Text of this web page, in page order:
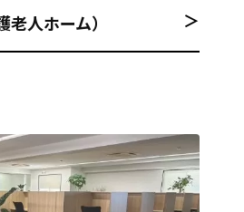
人ホーム） ＞